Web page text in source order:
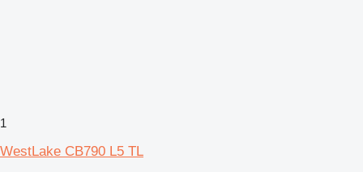
1
WestLake CB790 L5 TL